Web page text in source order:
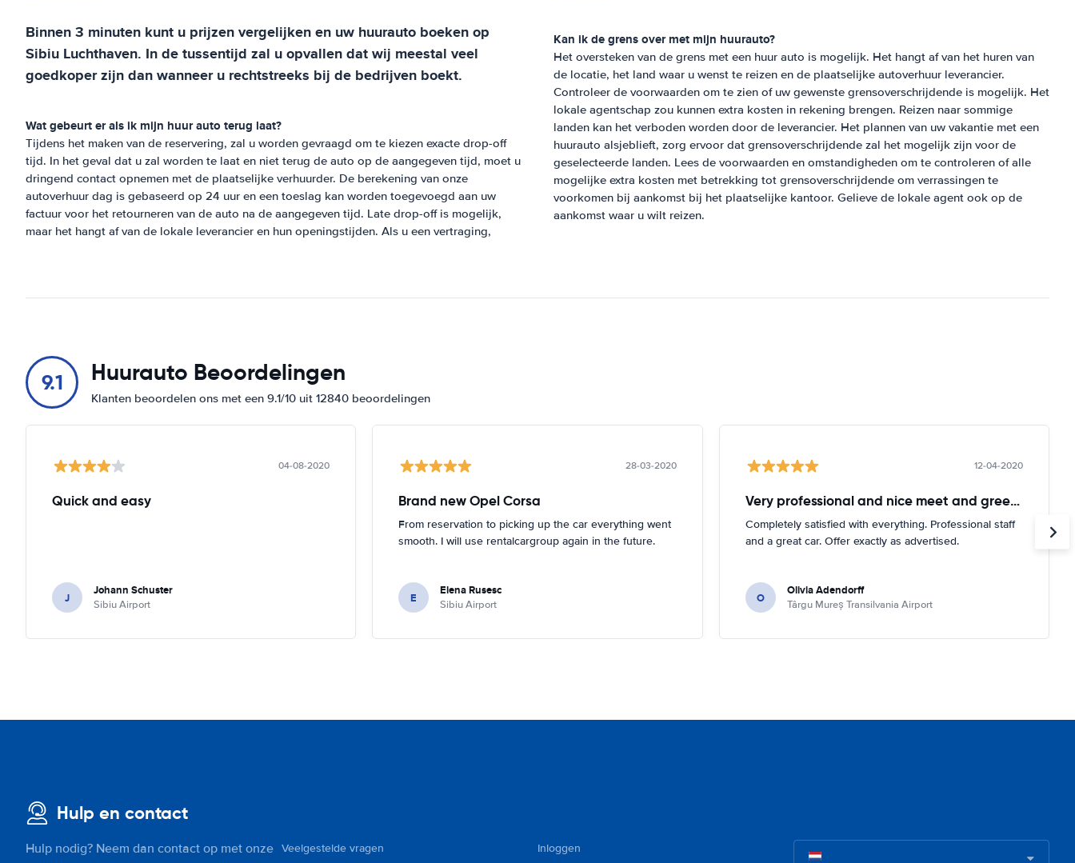
Binnen 3 minuten kunt u prijzen vergelijken en uw huurauto boeken op
Sibiu Luchthaven. In de tussentijd zal u opvallen dat wij meestal veel
goedkoper zijn dan wanneer u rechtstreeks bij de bedrijven boekt.
Wat gebeurt er als ik mijn huur auto terug laat?
Tijdens het maken van de reservering, zal u worden gevraagd om te kiezen exacte drop-off
tijd. In het geval dat u zal worden te laat en niet terug de auto op de aangegeven tijd, moet u
dringend contact opnemen met de plaatselijke verhuurder. De berekening van onze
autoverhuur dag is gebaseerd op 24 uur en een toeslag kan worden toegevoegd aan uw
factuur voor het retourneren van de auto na de aangegeven tijd. Late drop-off is mogelijk,
maar het hangt af van de lokale leverancier en hun openingstijden. Als u een vertraging,
Kan ik de grens over met mijn huurauto?
Het oversteken van de grens met een huur auto is mogelijk. Het hangt af van het huren van
de locatie, het land waar u wenst te reizen en de plaatselijke autoverhuur leverancier.
Controleer de voorwaarden om te zien of uw gewenste grensoverschrijdende is mogelijk. Het
lokale agentschap zou kunnen extra kosten in rekening brengen. Reizen naar sommige
landen kan het verboden worden door de leverancier. Het plannen van uw vakantie met een
huurauto alsjeblieft, zorg ervoor dat grensoverschrijdende zal het mogelijk zijn voor de
geselecteerde landen. Lees de voorwaarden en omstandigheden om te controleren of alle
mogelijke extra kosten met betrekking tot grensoverschrijdende om verrassingen te
voorkomen bij aankomst bij het plaatselijke kantoor. Gelieve de lokale agent ook op de
aankomst waar u wilt reizen.
9.1 Huurauto Beoordelingen
Klanten beoordelen ons met een 9.1/10 uit 12840 beoordelingen
04-08-2020
Quick and easy
J Johann Schuster
Sibiu Airport
28-03-2020
Brand new Opel Corsa
From reservation to picking up the car everything went
smooth. I will use rentalcargroup again in the future.
E Elena Rusesc
Sibiu Airport
12-04-2020
Very professional and nice meet and greeter. Intelligent and caring.
Completely satisfied with everything. Professional staff
and a great car. Offer exactly as advertised.
O Olivia Adendorff
Târgu Mureș Transilvania Airport
Hulp en contact
Hulp nodig? Neem dan contact op met onze Veelgestelde vragen
Inloggen